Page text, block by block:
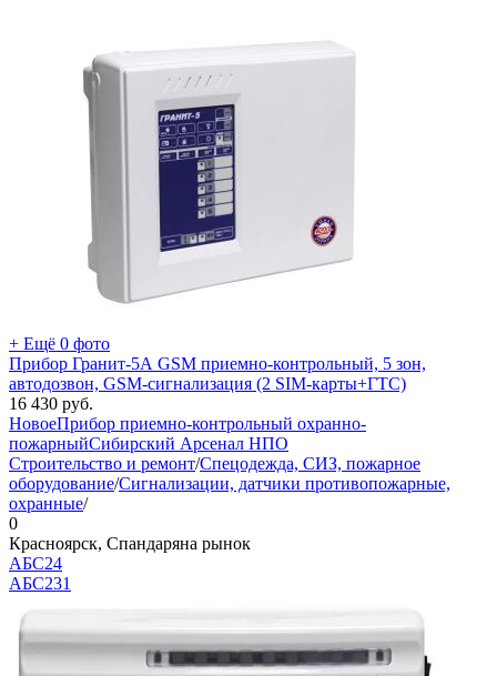
+ Ещё 0 фото
Прибор Гранит-5А GSM приемно-контрольный, 5 зон,
автодозвон, GSM-сигнализация (2 SIM-карты+ГТС)
16 430 руб.
НовоеПрибор приемно-контрольный охранно-
пожарныйСибирский Арсенал НПО
Строительство и ремонт/Спецодежда, СИЗ, пожарное
оборудование/Сигнализации, датчики противопожарные,
охранные/
0
Красноярск, Спандаряна рынок
АБС24
АБС231